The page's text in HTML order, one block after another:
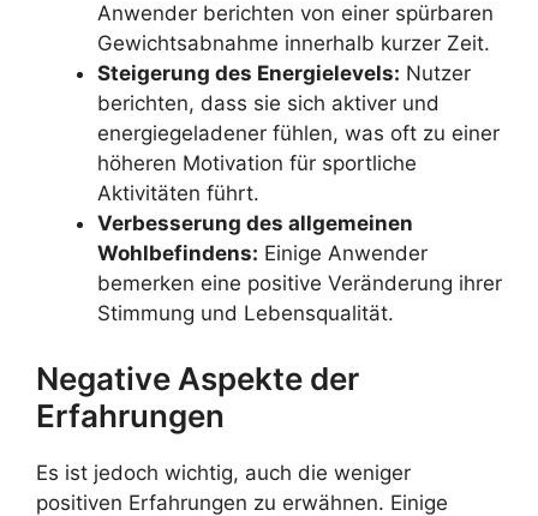
Anwender berichten von einer spürbaren
Gewichtsabnahme innerhalb kurzer Zeit.
Steigerung des Energielevels: Nutzer
berichten, dass sie sich aktiver und
energiegeladener fühlen, was oft zu einer
höheren Motivation für sportliche
Aktivitäten führt.
Verbesserung des allgemeinen
Wohlbefindens: Einige Anwender
bemerken eine positive Veränderung ihrer
Stimmung und Lebensqualität.
Negative Aspekte der
Erfahrungen
Es ist jedoch wichtig, auch die weniger
positiven Erfahrungen zu erwähnen. Einige